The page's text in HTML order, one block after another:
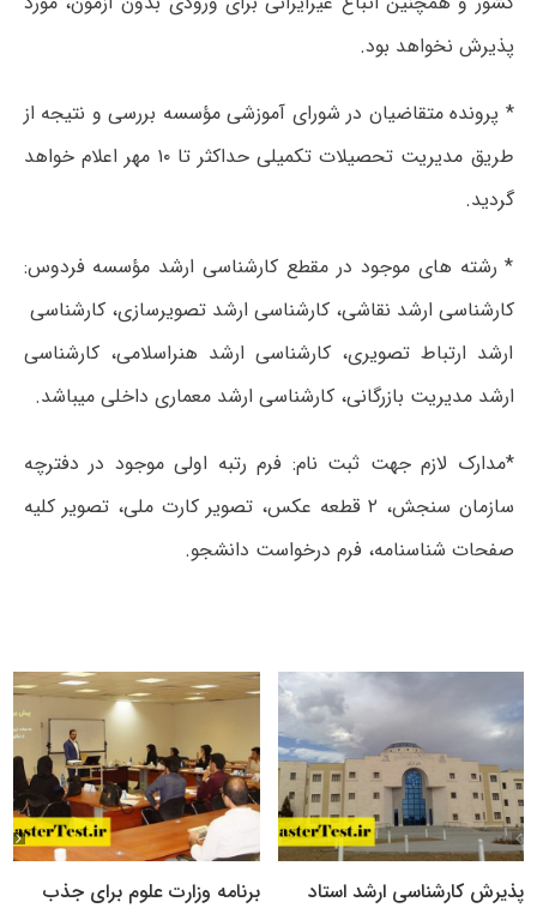
پذیرش نخواهد بود.
* پرونده متقاضیان در شورای آموزشی مؤسسه بررسی و نتیجه از
طریق مدیریت تحصیلات تکمیلی حداکثر تا ۱۰ مهر اعلام خواهد
گردید.
* رشته های موجود در مقطع کارشناسی ارشد مؤسسه فردوس:
کارشناسی ارشد نقاشی، کارشناسی ارشد تصویرسازی، کارشناسی
ارشد ارتباط تصویری، کارشناسی ارشد هنراسلامی، کارشناسی
ارشد مدیریت بازرگانی، کارشناسی ارشد معماری داخلی می­باشد.
*مدارک لازم جهت ثبت نام: فرم رتبه اولی موجود در دفترچه
سازمان سنجش، ۲ قطعه عکس، تصویر کارت ملی، تصویر کلیه
صفحات شناسنامه، فرم درخواست دانشجو.
پذیرش کارشناسی ارشد استاد
برنامه وزارت علوم برای جذب